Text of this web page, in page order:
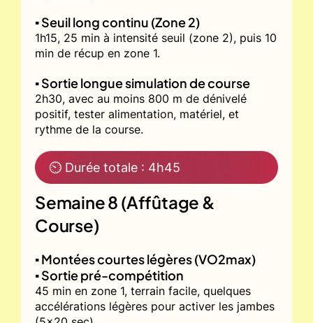
▪️ Seuil long continu (Zone 2)
1h15, 25 min à intensité seuil (zone 2), puis 10
min de récup en zone 1.
▪️ Sortie longue simulation de course
2h30, avec au moins 800 m de dénivelé
positif, tester alimentation, matériel, et
rythme de la course.
⏲ Durée totale : 4h45
Semaine 8 (Affûtage &
Course)
▪️ Montées courtes légères (VO2max)
▪️ Sortie pré-compétition
45 min en zone 1, terrain facile, quelques
accélérations légères pour activer les jambes